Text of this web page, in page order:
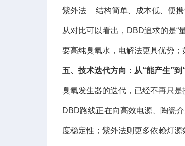
紫外法 结构简单、成本低、便
从对比可以看出，DBD追求的是“
要高纯臭氧水，电解法更具优势
五、技术迭代方向：从“能产生”到
臭氧发生器的迭代，已经不再只
DBD路线正在向高效电源、陶瓷
度稳定性；紫外法则更多依赖灯源